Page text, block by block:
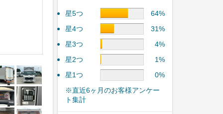
星5つ
64%
星4つ
31%
星3つ
4%
星2つ
1%
星1つ
0%
※直近6ヶ月のお客様アンケー
ト集計